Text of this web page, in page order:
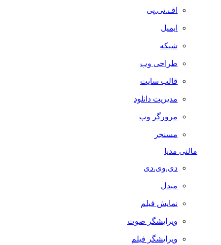
اف.تی.پی
ایمیل
شبکه
طراحی وب
قالب سایت
مدیریت دانلود
مرورگر وب
مسنجر
مالتی مدیا
دی.وی.دی
مبدل
نمایش فیلم
ویرایشگر صوت
ویرایشگر فیلم